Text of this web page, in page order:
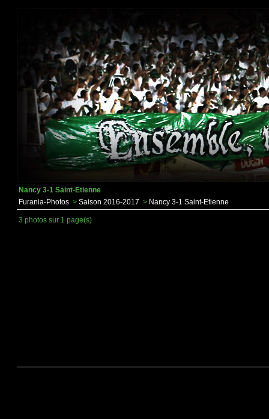
Nancy 3-1 Saint-Etienne
Furania-Photos > Saison 2016-2017 > Nancy 3-1 Saint-Etienne
3 photos sur 1 page(s)